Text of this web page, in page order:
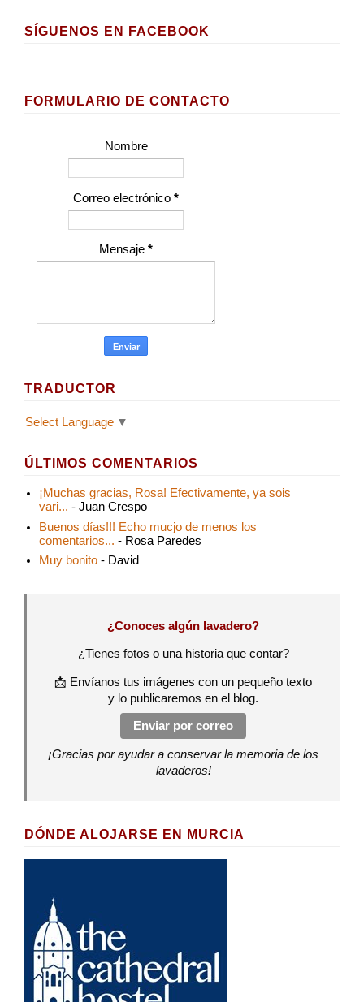
SÍGUENOS EN FACEBOOK
FORMULARIO DE CONTACTO
Nombre
Correo electrónico *
Mensaje *
TRADUCTOR
Select Language ▼
ÚLTIMOS COMENTARIOS
¡Muchas gracias, Rosa! Efectivamente, ya sois
vari... - Juan Crespo
Buenos días!!! Echo mucjo de menos los
comentarios... - Rosa Paredes
Muy bonito - David
¿Conoces algún lavadero?
¿Tienes fotos o una historia que contar?
📩 Envíanos tus imágenes con un pequeño texto
y lo publicaremos en el blog.
Enviar por correo
¡Gracias por ayudar a conservar la memoria de los
lavaderos!
DÓNDE ALOJARSE EN MURCIA